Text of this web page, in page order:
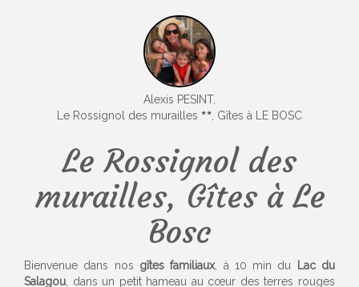
Alexis PESINT,
Le Rossignol des murailles
, Gîtes à LE BOSC
Le Rossignol des
murailles, Gîtes à Le
Bosc
Bienvenue dans nos gîtes familiaux, à 10 min du
Lac du
Salagou, dans un petit hameau au cœur des terres rouges